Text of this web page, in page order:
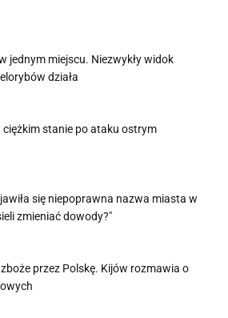
jednym miejscu. Niezwykły widok
działa
ciężkim stanie po ataku ostrym
się niepoprawna nazwa miasta w
zmieniać dowody?"
przez Polskę. Kijów rozmawia o